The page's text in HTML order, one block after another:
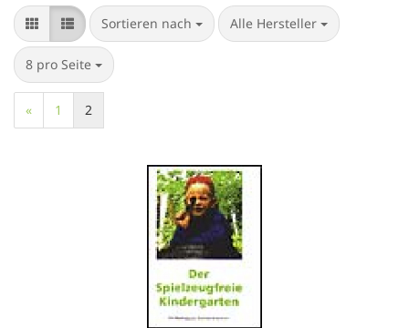
Sortieren nach
Sortieren nach Alle Hersteller
pro Seite
8 pro Seite
pro Seite
« 1 2